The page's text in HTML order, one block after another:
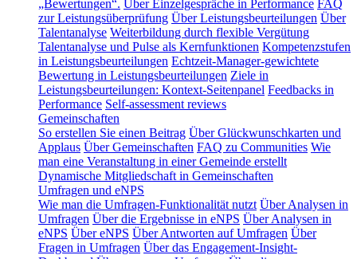
„Bewertungen“. Über Einzelgespräche in Performance FAQ
zur Leistungsüberprüfung Über Leistungsbeurteilungen Über
Talentanalyse Weiterbildung durch flexible Vergütung
Talentanalyse und Pulse als Kernfunktionen Kompetenzstufen
in Leistungsbeurteilungen Echtzeit-Manager-gewichtete
Bewertung in Leistungsbeurteilungen Ziele in
Leistungsbeurteilungen: Kontext-Seitenpanel Feedbacks in
Performance Self-assessment reviews
Gemeinschaften
So erstellen Sie einen Beitrag Über Glückwunschkarten und
Applaus Über Gemeinschaften FAQ zu Communities Wie
man eine Veranstaltung in einer Gemeinde erstellt
Dynamische Mitgliedschaft in Gemeinschaften
Umfragen und eNPS
Wie man die Umfragen-Funktionalität nutzt Über Analysen in
Umfragen Über die Ergebnisse in eNPS Über Analysen in
eNPS Über eNPS Über Antworten auf Umfragen Über
Fragen in Umfragen Über das Engagement-Insight-